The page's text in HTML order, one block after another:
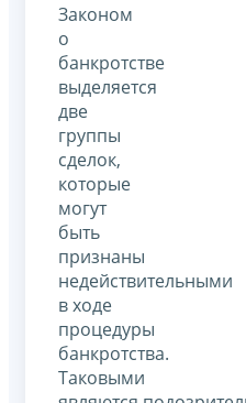
Законом
о
банкротстве
выделяется
две
группы
сделок,
которые
могут
быть
признаны
недействительными
в ходе
процедуры
банкротства.
Таковыми